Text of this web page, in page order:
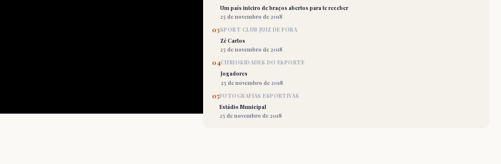
Um país inteiro de braços abertos para te receber
25 de novembro de 2018
03SPORT CLUB JUIZ DE FORA
Zé Carlos
25 de novembro de 2018
04CURIOSIDADES DO ESPORTE
Jogadores
25 de novembro de 2018
05FOTOGRAFIAS ESPORTIVAS
Estádio Municipal
25 de novembro de 2018